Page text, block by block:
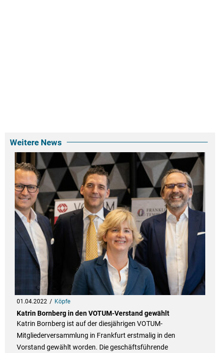
Weitere News
01.04.2022 Köpfe
Katrin Bornberg in den VOTUM-Verstand gewählt
Katrin Bornberg ist auf der diesjährigen VOTUM-
Mitgliederversammlung in Frankfurt erstmalig in den
Vorstand gewählt worden. Die geschäftsführende